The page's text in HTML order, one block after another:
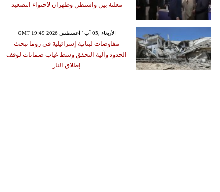
معلنة بين واشنطن وطهران لاحتواء التصعيد
GMT 19:49 2026 الأربعاء ,05 آب / أغسطس
مفاوضات لبنانية إسرائيلية في روما تبحث
الحدود وآلية التحقق وسط غياب ضمانات لوقف
إطلاق النار